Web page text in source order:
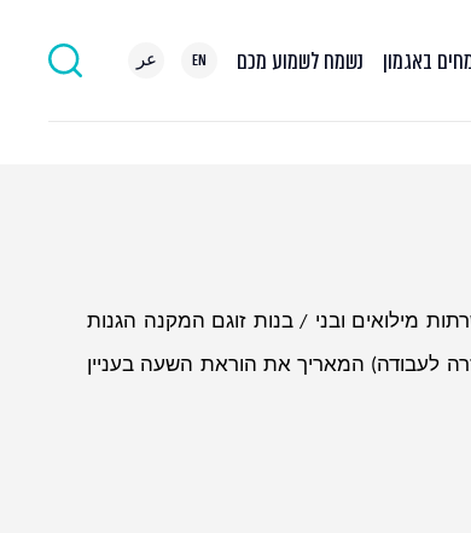
באגמון נשמח לשמוע מכם EN عر
משרתי / משרתות מילואים ובני / בנות זוגם המקנה הגנות
לעבודה) המאריך את הוראת השעה בעניין